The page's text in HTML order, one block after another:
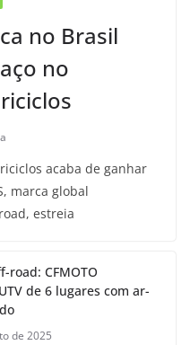
no Brasil
no
acaba de ganhar
marca global
estreia
road: CFMOTO
de 6 lugares com ar-
de 2025